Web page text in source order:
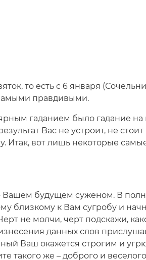
то есть с 6 января
правдивыми.
гаданием было гадание на
Вас не устроит, не
Итак, вот лишь некоторые
Вашем будущем суженом. В
близкому к Вам сугробу и
не молчи, черт подскажи,
данных слов
Ваш окажется строгим и
такого же – доброго и